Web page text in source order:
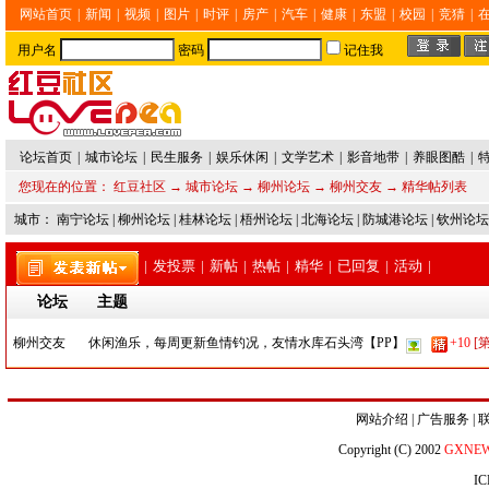
网站首页 新闻 视频 图片 时评 房产 汽车 健康 东盟 校园 竞猜
用户名 密码 记住我
论坛首页 城市论坛 民生服务 娱乐休闲 文学艺术 影音地带 养眼图酷
您现在的位置： 红豆社区 → 城市论坛 → 柳州论坛 → 柳州交友 → 精华帖列表
城市： 南宁论坛 柳州论坛 桂林论坛 梧州论坛 北海论坛 防城港论坛 钦州论坛
| 发投票 | 新帖 | 热帖 | 精华 | 已回复 | 活动 |
论坛 主题
柳州交友 休闲渔乐，每周更新鱼情钓况，友情水库石头湾【PP】 +10 [
网站介绍 广告服务
Copyright (C) 2002